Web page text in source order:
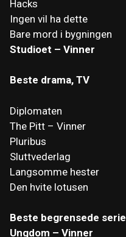
Hacks
Ingen vil ha dette
Bare mord i bygningen
Studioet – Vinner
Beste drama, TV
Diplomaten
The Pitt – Vinner
Pluribus
Sluttvederlag
Langsomme hester
Den hvite lotusen
Beste begrensede serie
Ungdom – Vinner